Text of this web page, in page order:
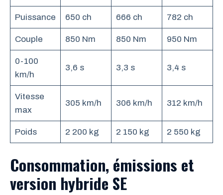
Puissance 650 ch 666 ch 782 ch
Couple 850 Nm 850 Nm 950 Nm
0-100
km/h
3,6 s 3,3 s 3,4 s
Vitesse
max
305 km/h 306 km/h 312 km/h
Poids 2 200 kg 2 150 kg 2 550 kg
Consommation, émissions et
version hybride SE